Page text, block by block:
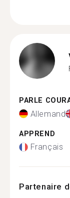
PARLE
Allemand
APPREND
Français
Partenaire